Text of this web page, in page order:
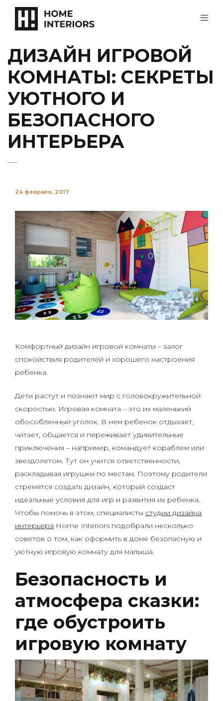
ДИЗАЙН ИГРОВОЙ
КОМНАТЫ: СЕКРЕТЫ
УЮТНОГО И
БЕЗОПАСНОГО
ИНТЕРЬЕРА
24 февраля, 2017
Комфортный дизайн игровой комнаты – залог
спокойствия родителей и хорошего настроения
ребенка.
Дети растут и познают мир с головокружительной
скоростью. Игровая комната – это их маленький
обособленный уголок. В нем ребенок отдыхает,
читает, общается и переживает удивительные
приключения – например, командует кораблем или
звездолетом. Тут он учится ответственности,
раскладывая игрушки по местам. Поэтому родители
стремятся создать дизайн, который создаст
идеальные условия для игр и развития их ребенка.
Чтобы помочь в этом, специалисты студии дизайна
интерьера Home Interiors подобрали несколько
советов о том, как оформить в доме безопасную и
уютную игровую комнату для малыша.
Безопасность и
атмосфера сказки:
где обустроить
игровую комнату